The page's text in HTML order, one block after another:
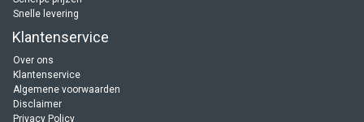
Snelle levering
Klantenservice
Over ons
Klantenservice
Algemene voorwaarden
Disclaimer
Privacy Policy